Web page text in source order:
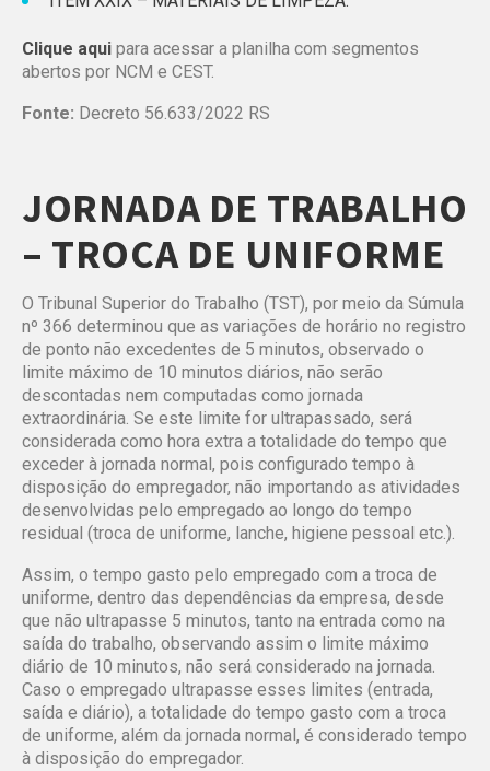
Clique aqui para acessar a planilha com segmentos
abertos por NCM e CEST.
Fonte: Decreto 56.633/2022 RS
JORNADA DE TRABALHO
– TROCA DE UNIFORME
O Tribunal Superior do Trabalho (TST), por meio da Súmula
nº 366 determinou que as variações de horário no registro
de ponto não excedentes de 5 minutos, observado o
limite máximo de 10 minutos diários, não serão
descontadas nem computadas como jornada
extraordinária. Se este limite for ultrapassado, será
considerada como hora extra a totalidade do tempo que
exceder à jornada normal, pois configurado tempo à
disposição do empregador, não importando as atividades
desenvolvidas pelo empregado ao longo do tempo
residual (troca de uniforme, lanche, higiene pessoal etc.).
Assim, o tempo gasto pelo empregado com a troca de
uniforme, dentro das dependências da empresa, desde
que não ultrapasse 5 minutos, tanto na entrada como na
saída do trabalho, observando assim o limite máximo
diário de 10 minutos, não será considerado na jornada.
Caso o empregado ultrapasse esses limites (entrada,
saída e diário), a totalidade do tempo gasto com a troca
de uniforme, além da jornada normal, é considerado tempo
à disposição do empregador.